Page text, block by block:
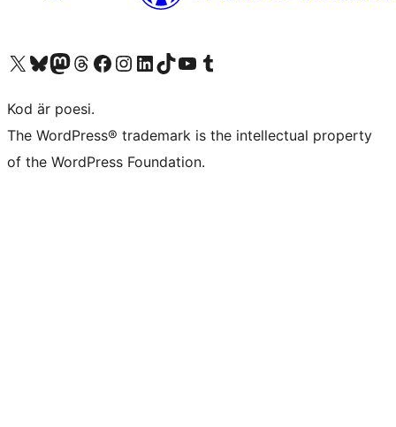
Besök vår X-konto (f.d. Twitter)
Besök vårt Bluesky-konto
Besök vårt Mastodon-konto
Besök vårt Thread-konto
Besök vår Facebook-sidaBesök vårt Instagram-konto
Besök vårt LinkedIn-konto
Besök vårt TikTok-konto
Besök vår YouTube-kanalBesök vårt Tumblr-konto
Kod är poesi.
The WordPress® trademark is the intellectual property
of the WordPress Foundation.